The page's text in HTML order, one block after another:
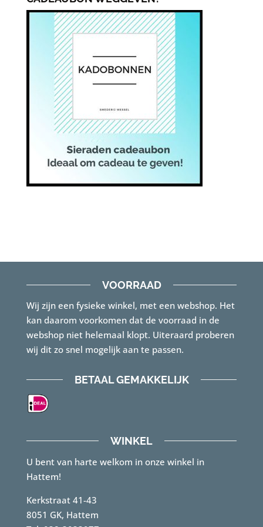
VOORRAAD
Wij zijn een fysieke winkel, met een webshop. Het
kan daarom voorkomen dat de voorraad in de
webshop niet helemaal klopt. Uiteraard proberen
wij dit zo snel mogelijk aan te passen.
BETAAL GEMAKKELIJK
WINKEL
U bent van harte welkom in onze winkel in
Hattem!
Kerkstraat 41-43
8051 GK, Hattem